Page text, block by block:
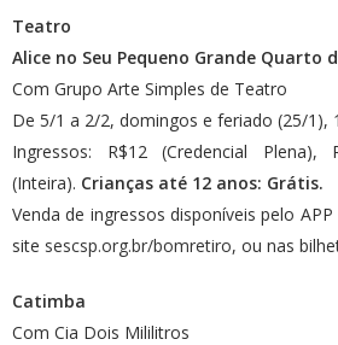
Teatro
Alice no Seu Pequeno Grande Quarto
Com Grupo Arte Simples de Teatro
De 5/1 a 2/2, domingos e feriado (25/1),
Ingressos: R$12 (Credencial
(Inteira). Crianças até 12 anos: Grátis.
Venda de ingressos disponíveis pelo APP
site sescsp.org.br/bomretiro, ou nas
Catimba
Com Cia Dois Mililitros